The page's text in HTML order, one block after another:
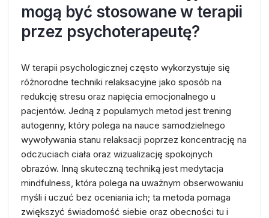
mogą być stosowane w terapii
przez psychoterapeutę?
W terapii psychologicznej często wykorzystuje się
różnorodne techniki relaksacyjne jako sposób na
redukcję stresu oraz napięcia emocjonalnego u
pacjentów. Jedną z popularnych metod jest trening
autogenny, który polega na nauce samodzielnego
wywoływania stanu relaksacji poprzez koncentrację na
odczuciach ciała oraz wizualizację spokojnych
obrazów. Inną skuteczną techniką jest medytacja
mindfulness, która polega na uważnym obserwowaniu
myśli i uczuć bez oceniania ich; ta metoda pomaga
zwiększyć świadomość siebie oraz obecności tu i